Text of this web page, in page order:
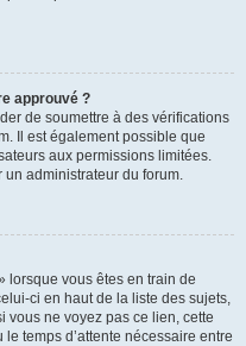
approuvé ?
de soumettre à des vérifications
Il est également possible que
aux permissions limitées.
un administrateur du forum.
lorsque vous êtes en train de
ci en haut de la liste des sujets,
vous ne voyez pas ce lien, cette
temps d’attente nécessaire entre